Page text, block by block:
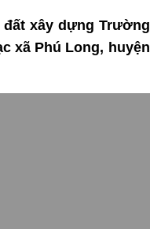
đất xây dựng Trường
xã Phú Long, huyện